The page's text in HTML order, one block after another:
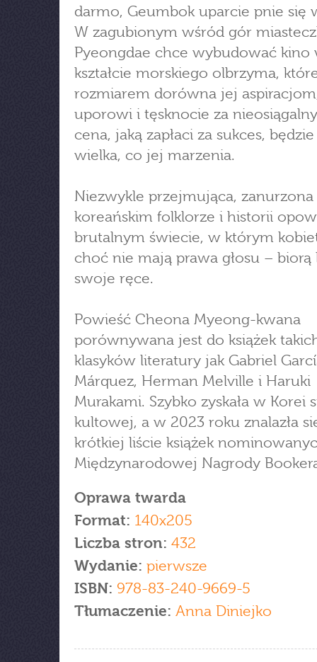
darmo, Geumbok uparcie pnie się
W zagubionym wśród gór
Pyeongdae chce wybudować kino
kształcie morskiego olbrzyma,
rozmiarem dorówna jej
uporowi i tęsknocie za
cena, jaką zapłaci za sukces,
wielka, co jej marzenia.
Niezwykle przejmująca,
koreańskim folklorze i historii
brutalnym świecie, w którym
choć nie mają prawa głosu – biorą
swoje ręce.
Powieść Cheona Myeong-kwana
porównywana jest do książek
klasyków literatury jak Gabriel
Márquez, Herman Melville i Haruki
Murakami. Szybko zyskała w Korei
kultowej, a w 2023 roku znalazła
krótkiej liście książek
Międzynarodowej Nagrody
Oprawa twarda
Format: 140x205
Liczba stron: 432
Wydanie: pierwsze
ISBN: 978-83-240-9669-5
Tłumaczenie: Anna Diniejko